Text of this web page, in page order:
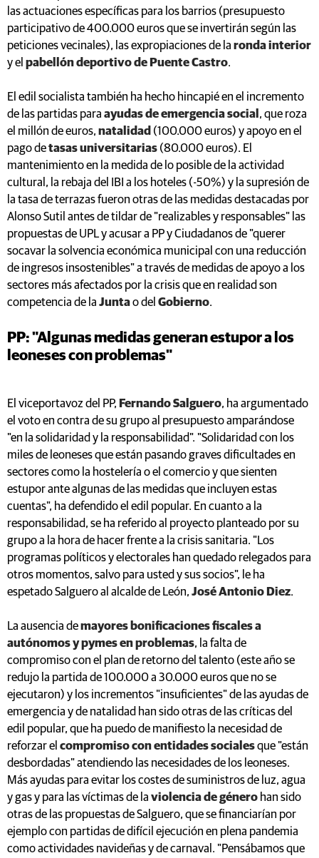
las actuaciones específicas para los barrios (presupuesto
participativo de 400.000 euros que se invertirán según las
peticiones vecinales), las expropiaciones de la ronda interior
y el pabellón deportivo de Puente Castro.
El edil socialista también ha hecho hincapié en el incremento
de las partidas para ayudas de emergencia social , que roza
el millón de euros, natalidad (100.000 euros) y apoyo en el
pago detasas universitarias (80.000 euros). El
mantenimiento en la medida de lo posible de la actividad
cultural, la rebaja del IBI a los hoteles (-50%) y la supresión de
la tasa de terrazas fueron otras de las medidas destacadas por
Alonso Sutil antes de tildar de "realizables y responsables" las
propuestas de UPL y acusar a PP y Ciudadanos de "querer
socavar la solvencia económica municipal con una reducción
de ingresos insostenibles" a través de medidas de apoyo a los
sectores más afectados por la crisis que en realidad son
competencia de la Juntao del Gobierno.
PP: "Algunas medidas generan estupor a los
leoneses con problemas"
El viceportavoz del PP, Fernando Salguero, ha argumentado
el voto en contra de su grupo al presupuesto amparándose
"en la solidaridad y la responsabilidad". "Solidaridad con los
miles de leoneses que están pasando graves dificultades en
sectores como la hostelería o el comercio y que sienten
estupor ante algunas de las medidas que incluyen estas
cuentas", ha defendido el edil popular. En cuanto a la
responsabilidad, se ha referido al proyecto planteado por su
grupo a la hora de hacer frente a la crisis sanitaria. "Los
programas políticos y electorales han quedado relegados para
otros momentos, salvo para usted y sus socios", le ha
espetado Salguero al alcalde de León, José Antonio Diez.
La ausencia demayores bonificaciones fiscales a
autónomos y pymes en problemas, la falta de
compromiso con el plan de retorno del talento (este año se
redujo la partida de 100.000 a 30.000 euros que no se
ejecutaron) y los incrementos "insuficientes" de las ayudas de
emergencia y de natalidad han sido otras de las críticas del
edil popular, que ha puedo de manifiesto la necesidad de
reforzar el compromiso con entidades socialesque "están
desbordadas" atendiendo las necesidades de los leoneses.
Más ayudas para evitar los costes de suministros de luz, agua
y gas y para las víctimas de la violencia de género han sido
otras de las propuestas de Salguero, que se financiarían por
ejemplo con partidas de difícil ejecución en plena pandemia
como actividades navideñas y de carnaval. "Pensábamos que